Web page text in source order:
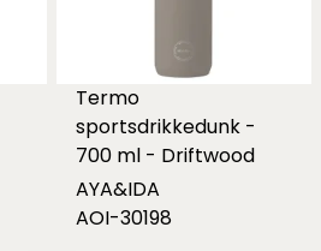
Termo
sportsdrikkedunk -
700 ml - Driftwood
AYA&IDA
AOI-30198